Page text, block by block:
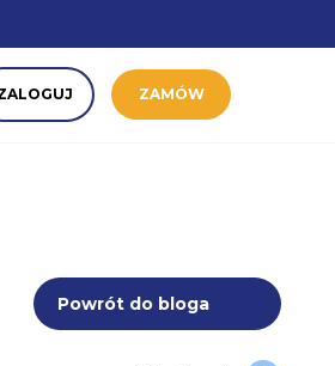
ZAMÓW
Powrót do bloga